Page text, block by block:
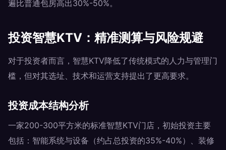
遍比普通包房高出30%-50%。
投资智慧KTV：精准测算与风险规避
对于投资者而言，智慧KTV降低了传统模式的人力与管理门
槛，但对其选址、技术和运营支持提出了更高要求。
投资成本结构分析
一家200-300平方米的标准智慧KTV门店，初始投资主要
包括：智能系统与设备（约占总投资的35%-40%）、装修